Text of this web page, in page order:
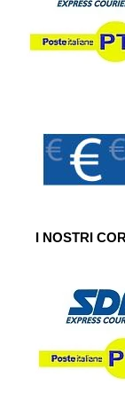
I NOSTRI